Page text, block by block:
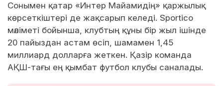
Сонымен қатар «Интер Майамидің» қаржылық
көрсеткіштері де жақсарып келеді. Sportico
мәліметі бойынша, клубтың құны бір жыл ішінде
20 пайыздан астам өсіп, шамамен 1,45
миллиард долларға жеткен. Қазір команда
АҚШ-тағы ең қымбат футбол клубы саналады.